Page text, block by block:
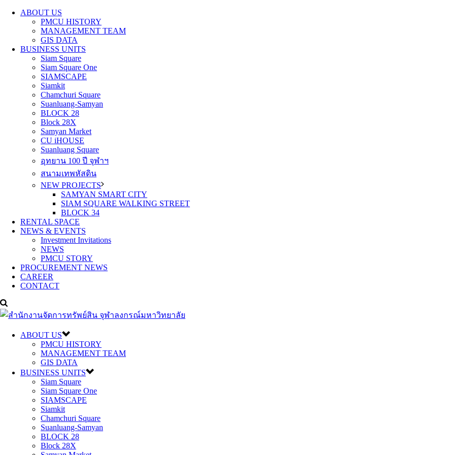
ABOUT US
PMCU HISTORY
MANAGEMENT TEAM
GIS DATA
BUSINESS UNITS
Siam Square
Siam Square One
SIAMSCAPE
Siamkit
Chamchuri Square
Suanluang-Samyan
BLOCK 28
Block 28X
Samyan Market
CU iHOUSE
Suanluang Square
อุทยาน 100 ปี จุฬาฯ
สนามเทพหัสดิน
NEW PROJECTS
SAMYAN SMART CITY
SIAM SQUARE WALKING STREET
BLOCK 34
RENTAL SPACE
NEWS & EVENTS
Investment Invitations
NEWS
PMCU STORY
PROCUREMENT NEWS
CAREER
CONTACT
ABOUT US
PMCU HISTORY
MANAGEMENT TEAM
GIS DATA
BUSINESS UNITS
Siam Square
Siam Square One
SIAMSCAPE
Siamkit
Chamchuri Square
Suanluang-Samyan
BLOCK 28
Block 28X